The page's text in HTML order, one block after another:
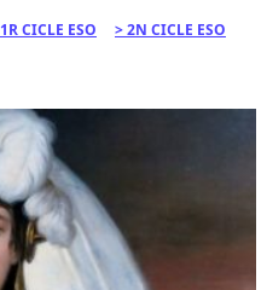
1R CICLE ESO
2N CICLE ESO